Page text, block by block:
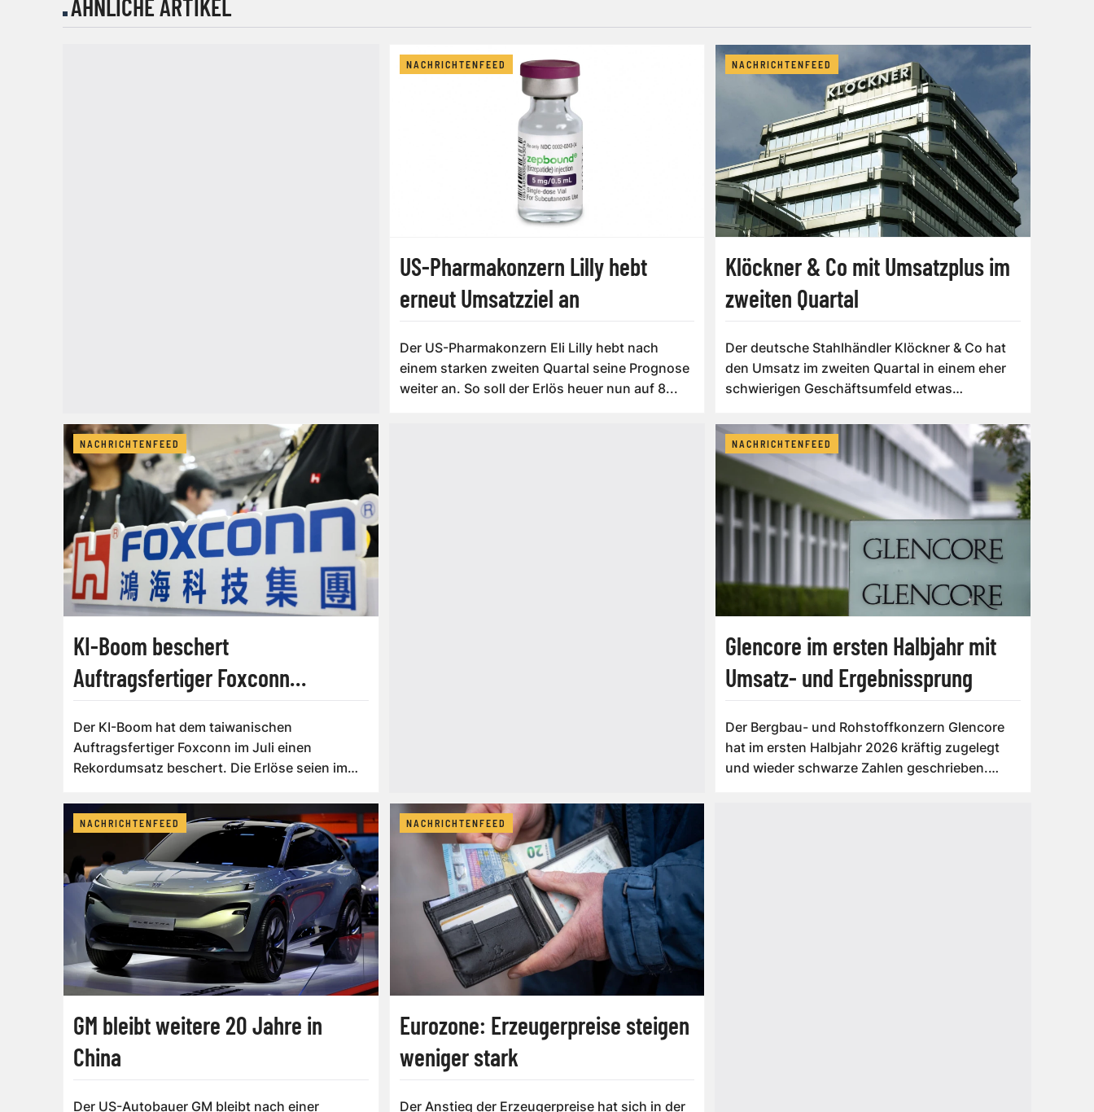
ÄHNLICHE ARTIKEL
NACHRICHTENFEED
US-Pharmakonzern Lilly hebt
erneut Umsatzziel an
Der US-Pharmakonzern Eli Lilly hebt nach
einem starken zweiten Quartal seine Prognose
weiter an. So soll der Erlös heuer nun auf 8...
NACHRICHTENFEED
Klöckner & Co mit Umsatzplus im
zweiten Quartal
Der deutsche Stahlhändler Klöckner & Co hat
den Umsatz im zweiten Quartal in einem eher
schwierigen Geschäftsumfeld etwas
NACHRICHTENFEED
KI-Boom beschert
Auftragsfertiger Foxconn
Der KI-Boom hat dem taiwanischen
Auftragsfertiger Foxconn im Juli einen
Rekordumsatz beschert. Die Erlöse seien im
NACHRICHTENFEED
Glencore im ersten Halbjahr mit
Umsatz- und Ergebnissprung
Der Bergbau- und Rohstoffkonzern Glencore
hat im ersten Halbjahr 2026 kräftig zugelegt
und wieder schwarze Zahlen geschrieben.
NACHRICHTENFEED
GM bleibt weitere 20 Jahre in
China
Der US-Autobauer GM bleibt nach einer
NACHRICHTENFEED
Eurozone: Erzeugerpreise steigen
weniger stark
Der Anstieg der Erzeugerpreise hat sich in der